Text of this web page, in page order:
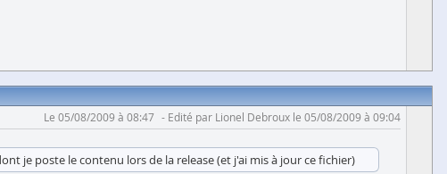
Le 05/08/2009 à 08:47 Edité par Lionel Debroux le 05/08/2009 à 09:04
je poste le contenu lors de la release (et j'ai mis à jour ce fichier)